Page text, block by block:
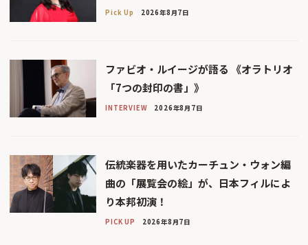
Pick Up 2026年8月7日
ファビオ・ルイージが語る 《オラトリオ
「7つの封印の書」》
INTERVIEW 2026年8月7日
伝統楽器を用いたカーチュン・ウォン編
曲の「展覧会の絵」が、日本フィルによ
り本邦初演！
PICK UP 2026年8月7日